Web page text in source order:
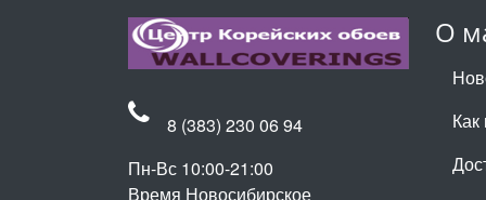
О
Как
8 (383) 230 06 94
Пн-Вс 10:00-21:00
Время Новосибирское